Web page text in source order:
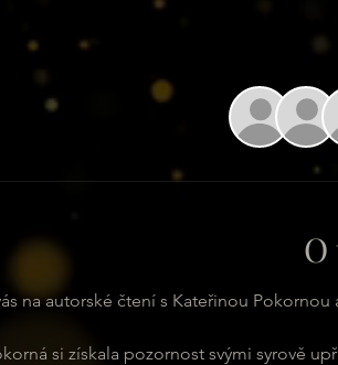
na autorské čtení s Kateřinou Pokornou
si získala pozornost svými syrově